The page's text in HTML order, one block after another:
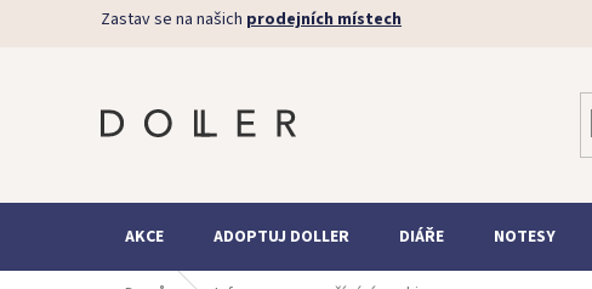
Zastav se na našich prodejních místech
AKCE ADOPTUJ DOLLER DIÁŘE NOTESY